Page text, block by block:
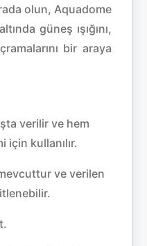
olun, Aquadome
güneş ışığını,
bir araya
verilir ve hem
için kullanılır.
ve verilen